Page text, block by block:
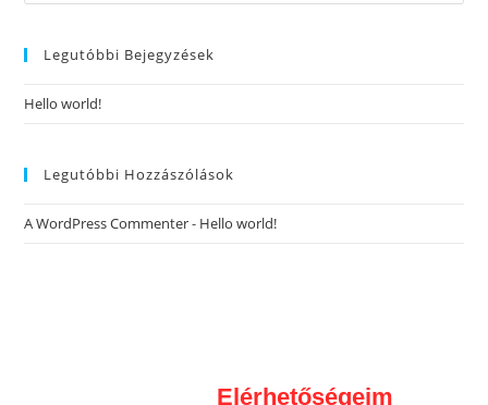
Legutóbbi Bejegyzések
Hello world!
Legutóbbi Hozzászólások
A WordPress Commenter- Hello world!
Elérhetőségeim